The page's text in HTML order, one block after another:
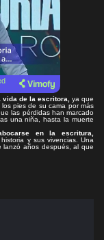
de la escritora,
ya que
pies de su cama por más
las pérdidas han marcado
una niña, hasta la muerte
en la escritura,
y sus vivencias. Una
lanzó años después, al que